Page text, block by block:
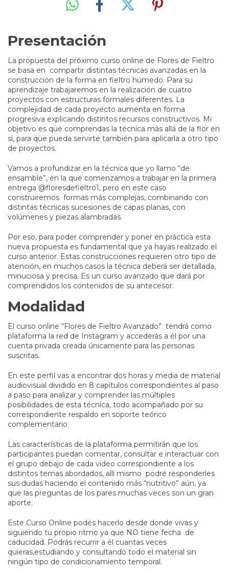
Presentación
La propuesta del próximo curso online de Flores de Fieltro
se basa en compartir distintas técnicas avanzadas en la
construcción de la forma en fieltro húmedo. Para su
aprendizaje trabajaremos en la realización de cuatro
proyectos con estructuras formales diferentes. La
complejidad de cada proyecto aumenta en forma
progresiva explicando distintos recursos constructivos. Mi
objetivo es que comprendas la técnica más allá de la flor en
sí, para que pueda servirte también para aplicarla a otro tipo
de proyectos.
Vamos a profundizar en la técnica que yo llamo “de
ensamble”, en la que comenzamos a trabajar en la primera
entrega @floresdefieltro1, pero en este caso
construiremos formas más complejas, combinando con
distintas técnicas sucesiones de capas planas, con
volúmenes y piezas alambradas.
Por eso, para poder comprender y poner en práctica esta
nueva propuesta es fundamental que ya hayas realizado el
curso anterior. Estas construcciones requieren otro tipo de
atención, en muchos casos la técnica deberá ser detallada,
minuciosa y precisa. Es un curso avanzado que dará por
comprendidos los contenidos de su antecesor.
Modalidad
El curso online “Flores de Fieltro Avanzado” tendrá como
plataforma la red de Instagram y accederás a él por una
cuenta privada creada únicamente para las personas
suscritas.
En este perfil vas a encontrar dos horas y media de material
audiovisual dividido en 8 capítulos correspondientes al paso
a paso para analizar y comprender las múltiples
posibilidades de esta técnica, todo acompañado por su
correspondiente respaldo en soporte teórico
complementario.
Las características de la plataforma permitirán que los
participantes puedan comentar, consultar e interactuar con
el grupo debajo de cada video correspondiente a los
distintos temas abordados, allí mismo podré responderles
sus dudas haciendo el contenido más “nutritivo” aún, ya
que las preguntas de los pares muchas veces son un gran
aporte.
Este Curso Online podés hacerlo desde donde vivas y
siguiendo tu propio ritmo ya que NO tiene fecha de
caducidad. Podrás recurrir a él cuantas veces
quieras,estudiando y consultando todo el material sin
ningún tipo de condicionamiento temporal.